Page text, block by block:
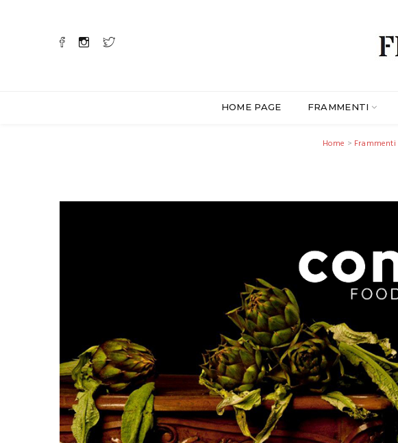
HOME PAGE FRAMMENTI
Home > Frammenti